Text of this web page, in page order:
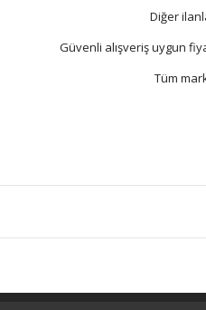
Diğer
Güvenli alışveriş uygun
Tüm